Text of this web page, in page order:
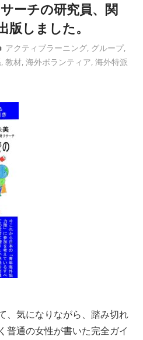
ーチの研究員、関
版しました。
アクティブラーニング, グループ,
, 教材, 海外ボランティア, 海外特派
、気になりながら、踏み切れ
普通の女性が書いた完全ガイ